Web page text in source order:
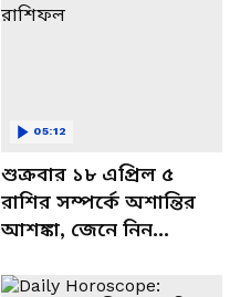
শুক্রবার ১৮ এপ্রিল ৫
রাশির সম্পর্কে অশান্তির
আশঙ্কা, জেনে নিন
05:12